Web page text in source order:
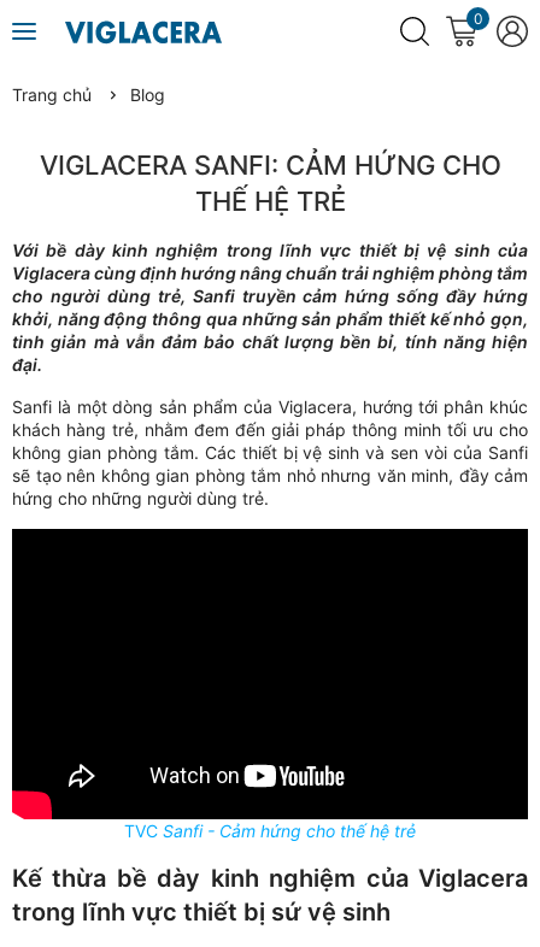
0
Trang chủ Blog
VIGLACERA SANFI: CẢM HỨNG CHO
THẾ HỆ TRẺ
Với bề dày kinh nghiệm trong lĩnh vực thiết bị vệ sinh của
Viglacera cùng định hướng nâng chuẩn trải nghiệm phòng tắm
cho người dùng trẻ, Sanfi truyền cảm hứng sống đầy hứng
khởi, năng động thông qua những sản phẩm thiết kế nhỏ gọn,
tinh giản mà vẫn đảm bảo chất lượng bền bỉ, tính năng hiện
đại.
Sanfi là một dòng sản phẩm của Viglacera, hướng tới phân khúc
khách hàng trẻ, nhằm đem đến giải pháp thông minh tối ưu cho
không gian phòng tắm. Các thiết bị vệ sinh và sen vòi của Sanfi
sẽ tạo nên không gian phòng tắm nhỏ nhưng văn minh, đầy cảm
hứng cho những người dùng trẻ.
TVC Sanfi - Cảm hứng cho thế hệ trẻ
Kế thừa bề dày kinh nghiệm của Viglacera
trong lĩnh vực thiết bị sứ vệ sinh